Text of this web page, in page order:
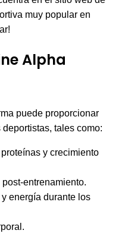
muy popular en
Alpha
puede proporcionar
tales como:
y crecimiento
entrenamiento.
energía durante los